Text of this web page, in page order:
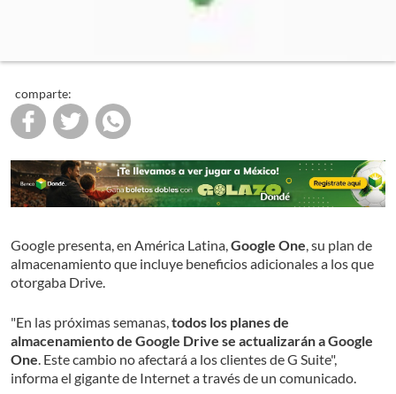
comparte:
Google presenta, en América Latina, Google One , su plan de
almacenamiento que incluye beneficios adicionales a los que
otorgaba Drive.
"En las próximas semanas, todos los planes de
almacenamiento de Google Drive se actualizarán a Google
One . Este cambio no afectará a los clientes de G Suite",
informa el gigante de Internet a través de un comunicado.